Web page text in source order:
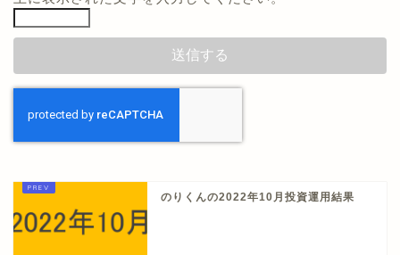
のりくんの2022年10月投資運用結果